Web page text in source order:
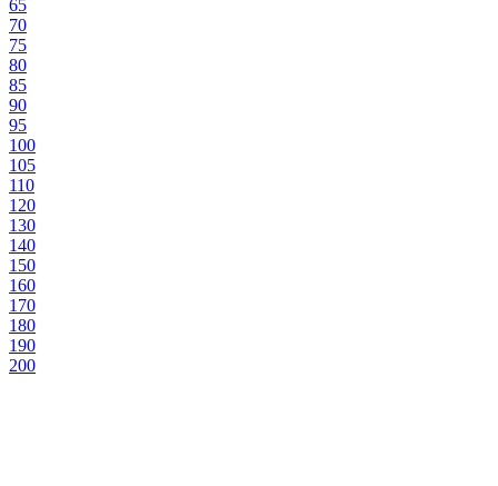
65
70
75
80
85
90
95
100
105
110
120
130
140
150
160
170
180
190
200